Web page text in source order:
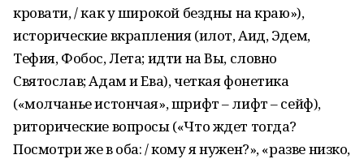
кровати, / как у широкой бездны на краю»),
исторические вкрапления (илот, Аид, Эдем,
Тефия, Фобос, Лета; идти на Вы, словно
Святослав; Адам и Ева), четкая фонетика
(«молчанье истончая», шрифт – лифт – сейф),
риторические вопросы («Что ждет тогда?
Посмотри же в оба: / кому я нужен?», «разве низко,